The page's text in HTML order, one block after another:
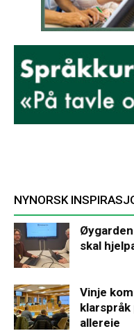
NYNORSK
skal
Vinje
allereie